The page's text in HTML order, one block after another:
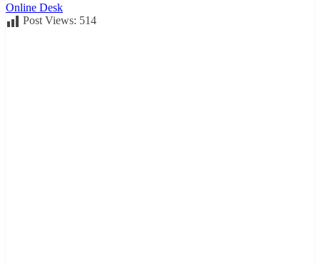
Online Desk
Post Views: 514